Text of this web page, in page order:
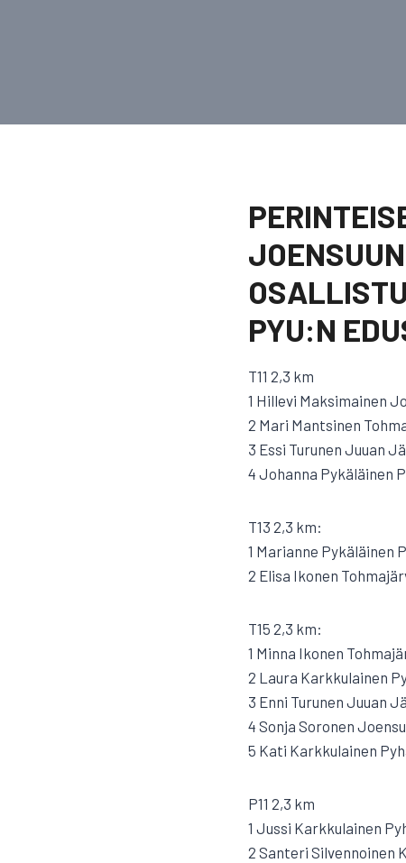
PYU:N
T11 2,3 km
1 Hillevi Maksimainen
2 Mari Mantsinen
3 Essi Turunen Juuan
4 Johanna Pykäläinen
T13 2,3 km:
1 Marianne Pykäläinen
2 Elisa Ikonen
T15 2,3 km:
1 Minna Ikonen
2 Laura Karkkulainen
3 Enni Turunen Juuan
4 Sonja Soronen
5 Kati Karkkulainen
P11 2,3 km
1 Jussi Karkkulainen
2 Santeri Silvennoinen